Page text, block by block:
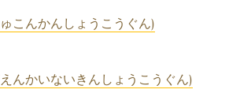
こんかんしょうこうぐん)
んかいないきんしょうこうぐん)